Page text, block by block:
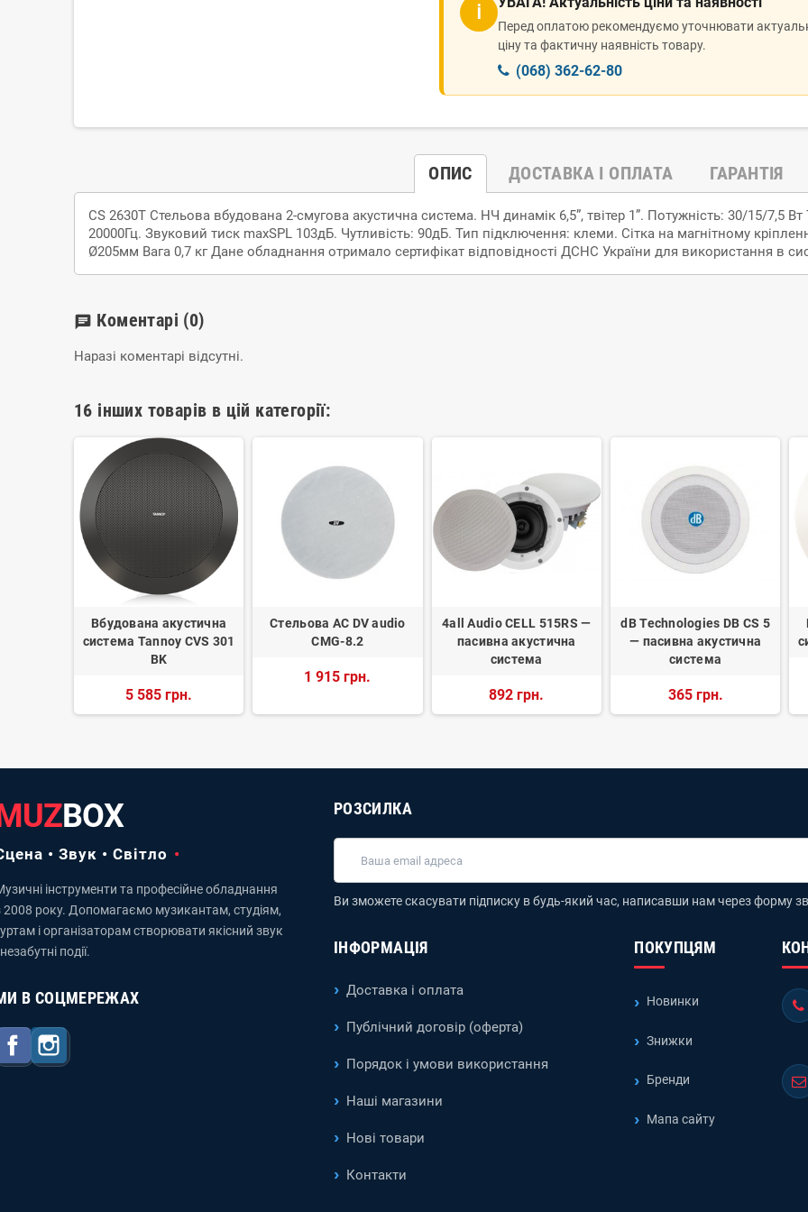
ℹ
Перед оплатою рекомендуємо уточнювати
ціну та фактичну наявність товару.
(068) 362-62-80
ОПИС ДОСТАВКА І ОПЛАТА ГАРАНТІЯ
CS 2630T Стельова вбудована 2-смугова акустична система. НЧ динамік 6,5”, твітер 1”. Потужність: 30/15/7,5
20000Гц. Звуковий тиск maxSPL 103дБ. Чутливість: 90дБ. Тип підключення: клеми. Сітка на магнітному
Ø205мм Вага 0,7 кг Дане обладнання отримало сертифікат відповідності ДСНС України для використання в
chat Коментарі (0)
Наразі коментарі відсутні.
16 інших товарів в цій категорії:
Вбудована акустична
система Tannoy CVS 301
BK
5 585 грн.
Стельова АС DV audio
CMG-8.2
1 915 грн.
4all Audio CELL 515RS —
пасивна акустична
система
892 грн.
dB Technologies DB CS 5
— пасивна акустична
система
365 грн.
BOX
• Звук • Світло
інструменти та професійне обладнання
2008 року. Допомагаємо музикантам, студіям,
і організаторам створювати якісний звук
незабутні події.
В СОЦМЕРЕЖАХ
Facebook
РОЗСИЛКА
Ви зможете скасувати підписку в будь-який час, написавши нам через форму
ІНФОРМАЦІЯ
Доставка і оплата
Публічний договір (оферта)
Порядок і умови використання
Наші магазини
Нові товари
Контакти
ПОКУПЦЯМ
Новинки
Знижки
Бренди
Мапа сайту